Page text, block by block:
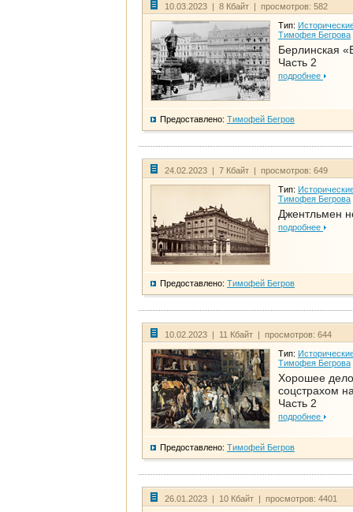
10.03.2023 | 8 Кбайт | просмотров: 582
Тип:
Тимофея Бегрова
Берлинская
Часть 2
подробнее
Предоставлено: Тимофей Бегров
24.02.2023 | 7 Кбайт | просмотров: 649
Тип:
Тимофея Бегрова
Джентльмен
подробнее
Предоставлено: Тимофей Бегров
10.02.2023 | 11 Кбайт | просмотров: 644
Тип:
Тимофея Бегрова
Хорошее дело
соцстрахом
Часть 2
подробнее
Предоставлено: Тимофей Бегров
26.01.2023 | 10 Кбайт | просмотров: 4401